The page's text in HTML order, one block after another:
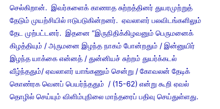
செல்கிறான். இவர்களைக் காணாத சுற்றத்தினர் துயரமுற்றுத்
தேடும் முயற்சியில் ஈடுபடுகின்றனர். ஏவலாளர் பலவிடங்களிலும்
தேட முற்பட்டனர். இதனை “இருநிதிக்கிழவனும் பெருமனைக்
கிழத்தியும் / அருமனை இழந்த நாகம் போன்றதும் / இன்னுயிர்
இழந்த யாக்கை என்னத் / துன்னியச் சுற்றம் துயர்க்கடல்
வீழ்ந்ததும்/ ஏவலாளர் யாங்கணும் சென்று / கோவலன் தேடிக்
கொண்ரக வெனப் பெயர்ந்ததும் / (15-62) என்று கூறி ஏவல்
தொழில் செய்யும் விளிம்புநிலை மாந்தரைப் பதிவு செய்துள்ளது.